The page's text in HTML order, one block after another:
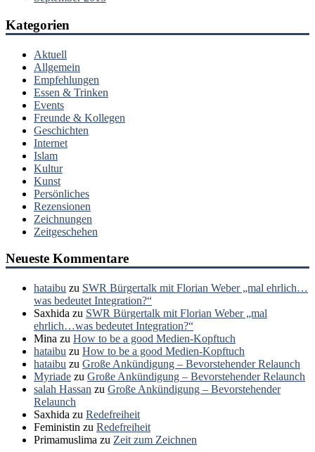
Kategorien
Aktuell
Allgemein
Empfehlungen
Essen & Trinken
Events
Freunde & Kollegen
Geschichten
Internet
Islam
Kultur
Kunst
Persönliches
Rezensionen
Zeichnungen
Zeitgeschehen
Neueste Kommentare
hataibu zu SWR Bürgertalk mit Florian Weber „mal ehrlich…
was bedeutet Integration?“
Saxhida zu SWR Bürgertalk mit Florian Weber „mal
ehrlich…was bedeutet Integration?“
Mina zu How to be a good Medien-Kopftuch
hataibu zu How to be a good Medien-Kopftuch
hataibu zu Große Ankündigung – Bevorstehender Relaunch
Myriade zu Große Ankündigung – Bevorstehender Relaunch
salah Hassan zu Große Ankündigung – Bevorstehender
Relaunch
Saxhida zu Redefreiheit
Feministin zu Redefreiheit
Primamuslima zu Zeit zum Zeichnen